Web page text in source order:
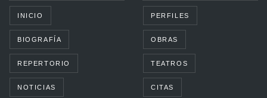
INICIO
BIOGRAFÍA
REPERTORIO
NOTICIAS
PERFILES
OBRAS
TEATROS
CITAS